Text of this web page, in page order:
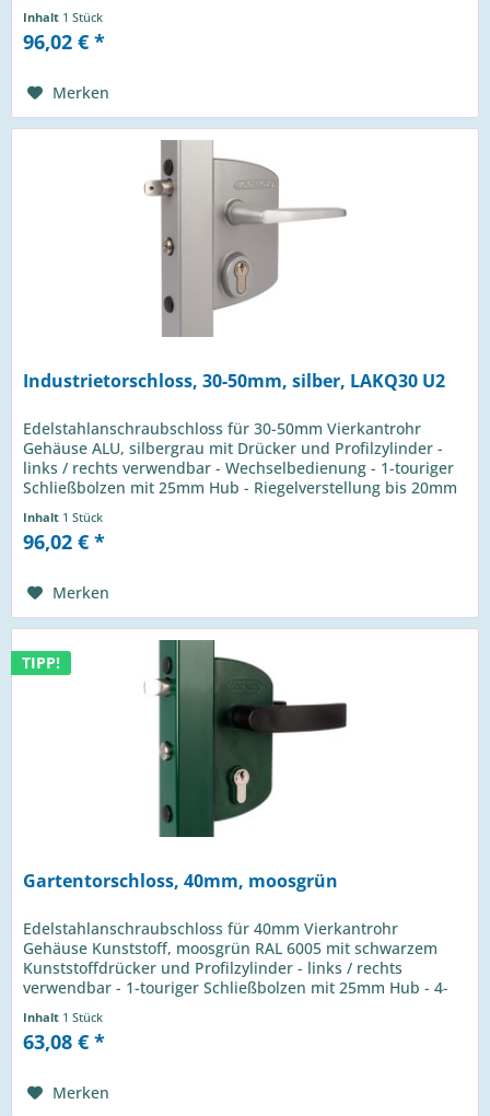
Inhalt 1 Stück
96,02 € *
Merken
Industrietorschloss, 30-50mm, silber, LAKQ30 U2
Edelstahlanschraubschloss für 30-50mm Vierkantrohr
Gehäuse ALU, silbergrau mit Drücker und Profilzylinder -
links / rechts verwendbar - Wechselbedienung - 1-touriger
Schließbolzen mit 25mm Hub - Riegelverstellung bis 20mm
Inhalt 1 Stück
96,02 € *
Merken
TIPP!
Gartentorschloss, 40mm, moosgrün
Edelstahlanschraubschloss für 40mm Vierkantrohr
Gehäuse Kunststoff, moosgrün RAL 6005 mit schwarzem
Kunststoffdrücker und Profilzylinder - links / rechts
verwendbar - 1-touriger Schließbolzen mit 25mm Hub - 4-
Inhalt 1 Stück
63,08 € *
Merken